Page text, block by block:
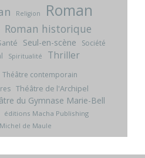
Religion Roman
Roman historique
Seul-en-scène
Société
Spiritualité Thriller
Théâtre contemporain
Théâtre de l'Archipel
du Gymnase Marie-Bell
éditions Macha Publishing
de Maule